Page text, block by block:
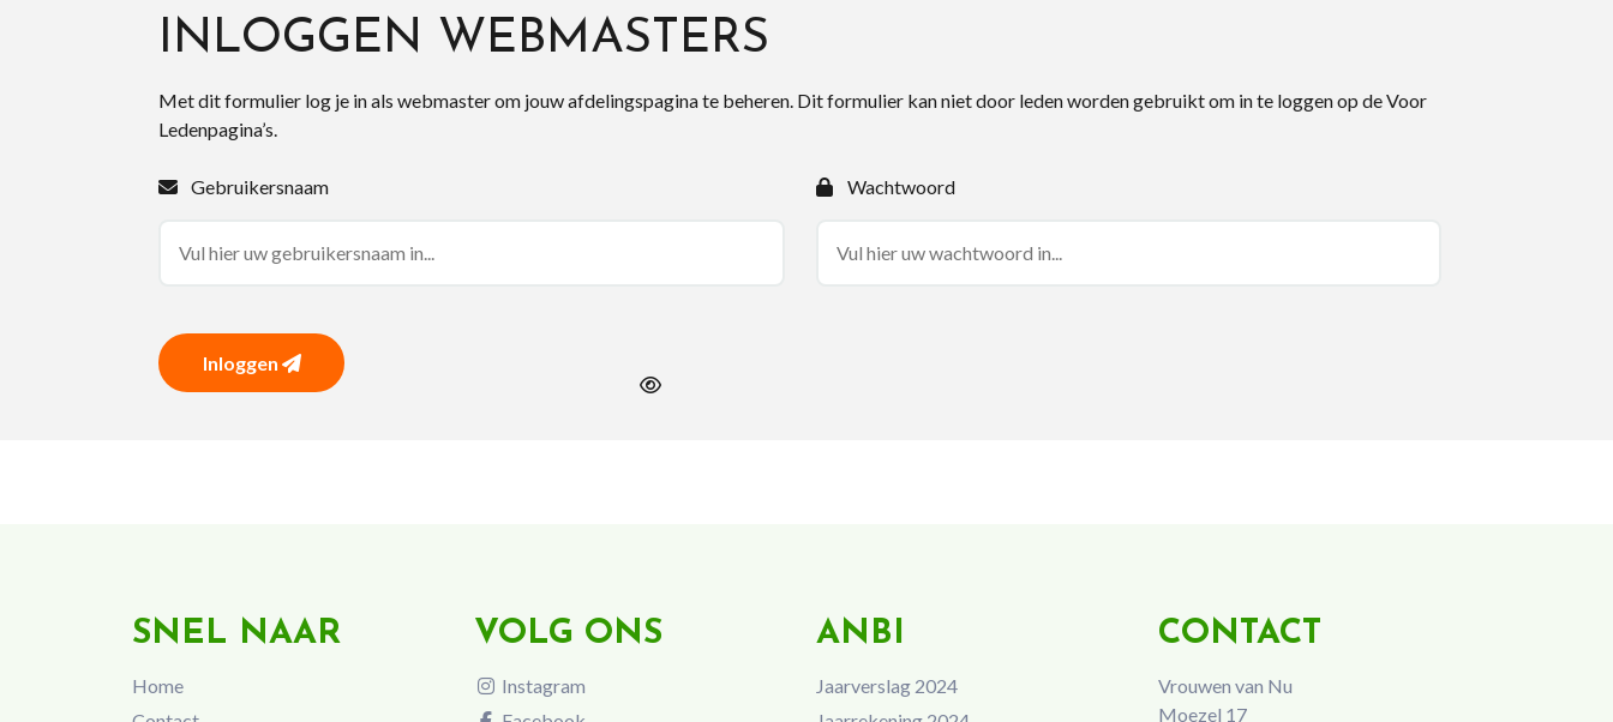
INLOGGEN WEBMASTERS
Met dit formulier log je in als webmaster om jouw afdelingspagina te beheren. Dit formulier kan niet door leden worden gebruikt om in te loggen op de Voor
Ledenpagina’s.
Gebruikersnaam Wachtwoord
Inloggen
SNEL NAAR
Home
VOLG ONS
Instagram
ANBI
Jaarverslag 2024
CONTACT
Vrouwen van Nu
Moezel 17